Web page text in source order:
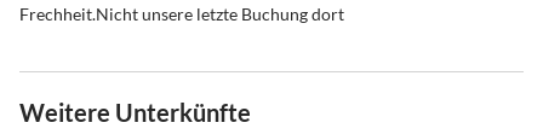
Frechheit.Nicht unsere letzte Buchung dort
Weitere Unterkünfte